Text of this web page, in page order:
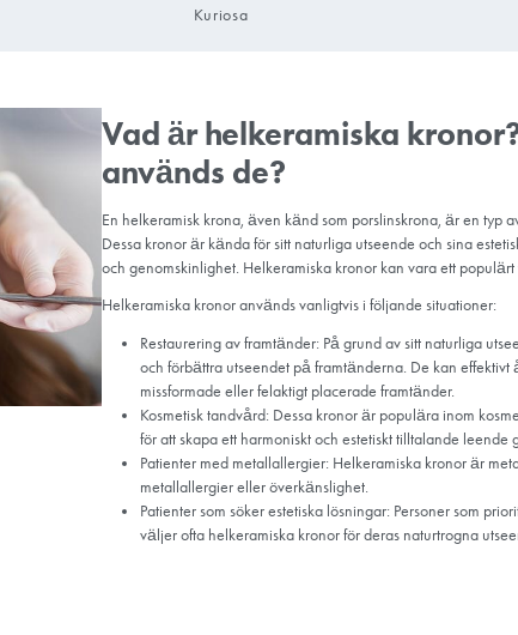
material som matchar färgen och
Kuriosa
Vad är
används de?
En helkeramisk krona, även
Dessa kronor är kända för